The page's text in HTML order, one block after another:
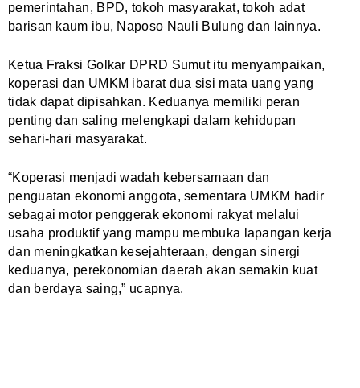
pemerintahan, BPD, tokoh masyarakat, tokoh adat
barisan kaum ibu, Naposo Nauli Bulung dan lainnya.
Ketua Fraksi Golkar DPRD Sumut itu menyampaikan,
koperasi dan UMKM ibarat dua sisi mata uang yang
tidak dapat dipisahkan. Keduanya memiliki peran
penting dan saling melengkapi dalam kehidupan
sehari-hari masyarakat.
“Koperasi menjadi wadah kebersamaan dan
penguatan ekonomi anggota, sementara UMKM hadir
sebagai motor penggerak ekonomi rakyat melalui
usaha produktif yang mampu membuka lapangan kerja
dan meningkatkan kesejahteraan, dengan sinergi
keduanya, perekonomian daerah akan semakin kuat
dan berdaya saing,” ucapnya.